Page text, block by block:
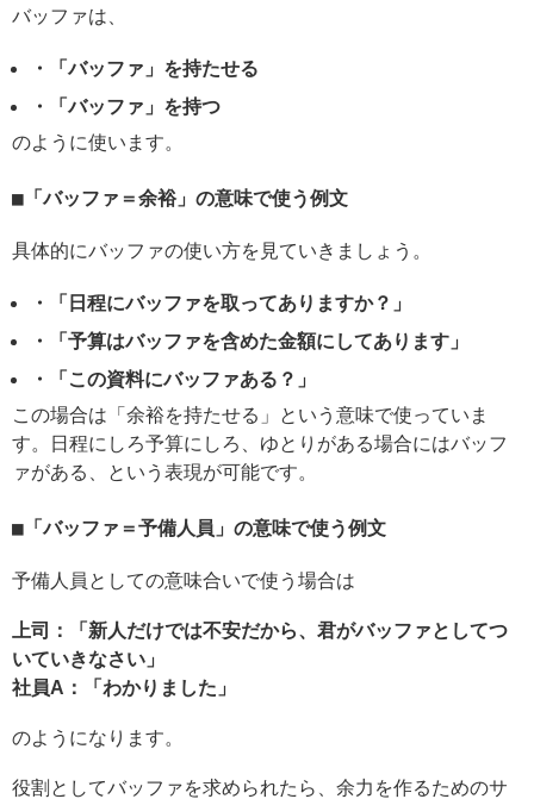
バッファは、
・「バッファ」を持たせる
・「バッファ」を持つ
のように使います。
「バッファ＝余裕」の意味で使う例文
具体的にバッファの使い方を見ていきましょう。
・「日程にバッファを取ってありますか？」
・「予算はバッファを含めた金額にしてあります」
・「この資料にバッファある？」
この場合は「余裕を持たせる」という意味で使っていま
す。日程にしろ予算にしろ、ゆとりがある場合にはバッフ
ァがある、という表現が可能です。
「バッファ＝予備人員」の意味で使う例文
予備人員としての意味合いで使う場合は
上司：「新人だけでは不安だから、君がバッファとしてつ
いていきなさい」
社員A：「わかりました」
のようになります。
役割としてバッファを求められたら、余力を作るためのサ